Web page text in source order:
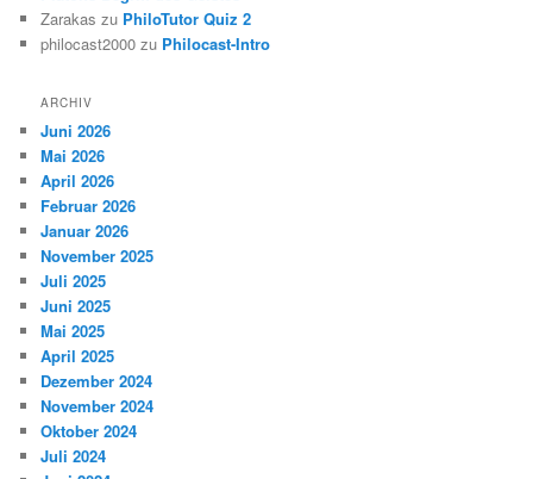
Zarakas zu PhiloTutor Quiz 2
philocast2000 zu Philocast-Intro
ARCHIV
Juni 2026
Mai 2026
April 2026
Februar 2026
Januar 2026
November 2025
Juli 2025
Juni 2025
Mai 2025
April 2025
Dezember 2024
November 2024
Oktober 2024
Juli 2024